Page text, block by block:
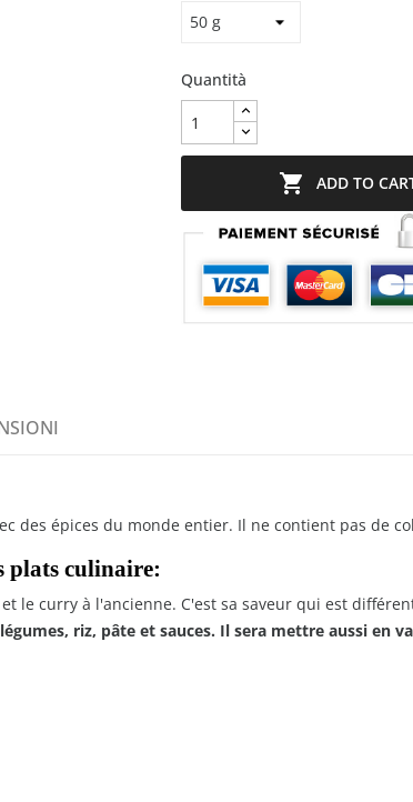
Quantità
 ADD TO
des épices du monde entier. Il ne contient pas de
plats culinaire:
le curry à l'ancienne. C'est sa saveur qui est
riz, pâte et sauces. Il sera mettre aussi en